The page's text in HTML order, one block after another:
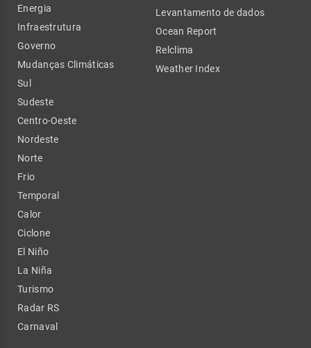
Energia
Infraestrutura
Governo
Mudanças Climáticas
Sul
Sudeste
Centro-Oeste
Nordeste
Norte
Frio
Temporal
Calor
Ciclone
El Niño
La Niña
Turismo
Radar RS
Carnaval
Levantamento de dados
Ocean Report
Relclima
Weather Index